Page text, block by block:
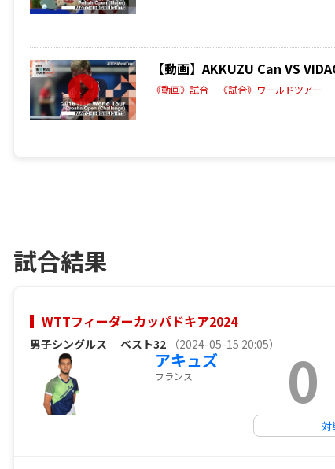
【動画】AKKUZU Can VS
《動画》試合 《試合》ワールドツアー
試合結果
WTTフィーダーカッパドキア2024
男子シングルス ベスト32 （2024-05-15 20:05）
アキュズ
フランス 0